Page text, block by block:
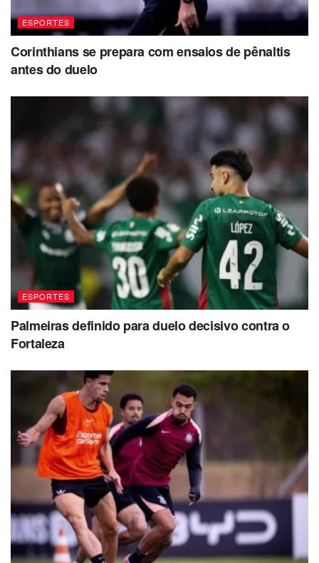
ESPORTES
Corinthians se prepara com ensaios de pênaltis
antes do duelo
ESPORTES
Palmeiras definido para duelo decisivo contra o
Fortaleza